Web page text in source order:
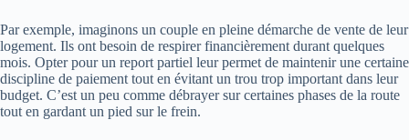
Par exemple, imaginons un couple en pleine démarche de vente de leur
logement. Ils ont besoin de respirer financièrement durant quelques
mois. Opter pour un report partiel leur permet de maintenir une certaine
discipline de paiement tout en évitant un trou trop important dans leur
budget. C’est un peu comme débrayer sur certaines phases de la route
tout en gardant un pied sur le frein.